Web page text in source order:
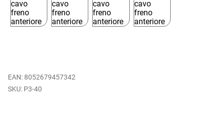
EAN: 8052679457342
P3-40